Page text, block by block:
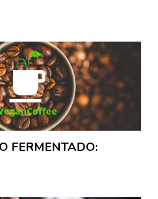
FERMENTADO: